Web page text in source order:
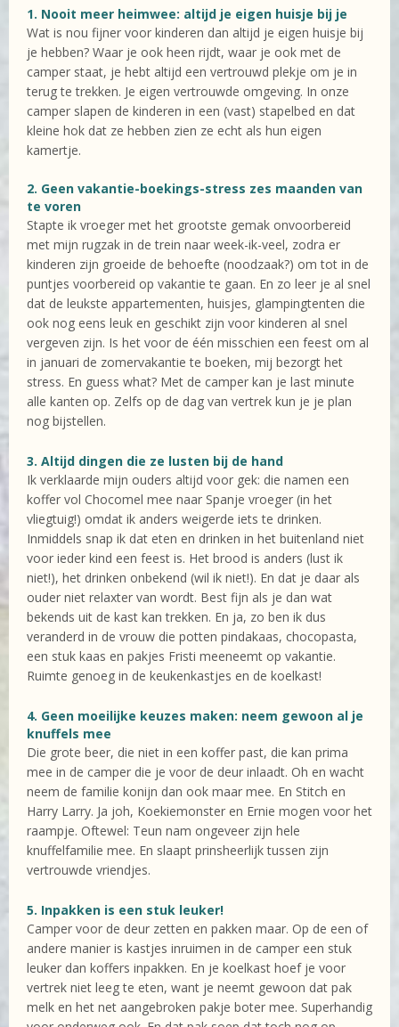
1. Nooit meer heimwee: altijd je eigen huisje bij je
Wat is nou fijner voor kinderen dan altijd je eigen huisje bij
je hebben? Waar je ook heen rijdt, waar je ook met de
camper staat, je hebt altijd een vertrouwd plekje om je in
terug te trekken. Je eigen vertrouwde omgeving. In onze
camper slapen de kinderen in een (vast) stapelbed en dat
kleine hok dat ze hebben zien ze echt als hun eigen
kamertje.
2. Geen vakantie-boekings-stress zes maanden van
te voren
Stapte ik vroeger met het grootste gemak onvoorbereid
met mijn rugzak in de trein naar week-ik-veel, zodra er
kinderen zijn groeide de behoefte (noodzaak?) om tot in de
puntjes voorbereid op vakantie te gaan. En zo leer je al snel
dat de leukste appartementen, huisjes, glampingtenten die
ook nog eens leuk en geschikt zijn voor kinderen al snel
vergeven zijn. Is het voor de één misschien een feest om al
in januari de zomervakantie te boeken, mij bezorgt het
stress. En guess what? Met de camper kan je last minute
alle kanten op. Zelfs op de dag van vertrek kun je je plan
nog bijstellen.
3. Altijd dingen die ze lusten bij de hand
Ik verklaarde mijn ouders altijd voor gek: die namen een
koffer vol Chocomel mee naar Spanje vroeger (in het
vliegtuig!) omdat ik anders weigerde iets te drinken.
Inmiddels snap ik dat eten en drinken in het buitenland niet
voor ieder kind een feest is. Het brood is anders (lust ik
niet!), het drinken onbekend (wil ik niet!). En dat je daar als
ouder niet relaxter van wordt. Best fijn als je dan wat
bekends uit de kast kan trekken. En ja, zo ben ik dus
veranderd in de vrouw die potten pindakaas, chocopasta,
een stuk kaas en pakjes Fristi meeneemt op vakantie.
Ruimte genoeg in de keukenkastjes en de koelkast!
4. Geen moeilijke keuzes maken: neem gewoon al je
knuffels mee
Die grote beer, die niet in een koffer past, die kan prima
mee in de camper die je voor de deur inlaadt. Oh en wacht
neem de familie konijn dan ook maar mee. En Stitch en
Harry Larry. Ja joh, Koekiemonster en Ernie mogen voor het
raampje. Oftewel: Teun nam ongeveer zijn hele
knuffelfamilie mee. En slaapt prinsheerlijk tussen zijn
vertrouwde vriendjes.
5. Inpakken is een stuk leuker!
Camper voor de deur zetten en pakken maar. Op de een of
andere manier is kastjes inruimen in de camper een stuk
leuker dan koffers inpakken. En je koelkast hoef je voor
vertrek niet leeg te eten, want je neemt gewoon dat pak
melk en het net aangebroken pakje boter mee. Superhandig